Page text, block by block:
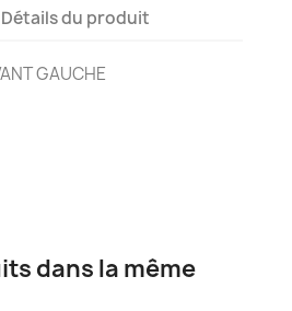
Détails du produit
GAUCHE
dans la même